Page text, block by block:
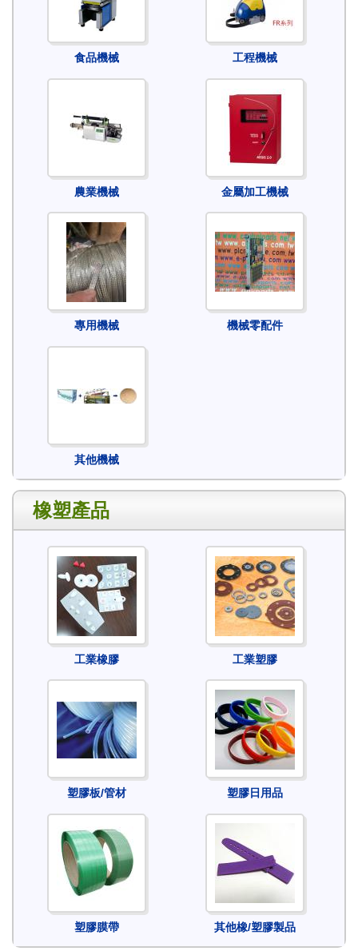
食品機械 工程機械
農業機械 金屬加工機械
專用機械 機械零配件
其他機械
橡塑產品
工業橡膠 工業塑膠
塑膠板/管材 塑膠日用品
塑膠膜帶 其他橡/塑膠製品